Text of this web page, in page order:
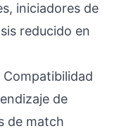
iniciadores de
reducido en
Compatibilidad
de
de match